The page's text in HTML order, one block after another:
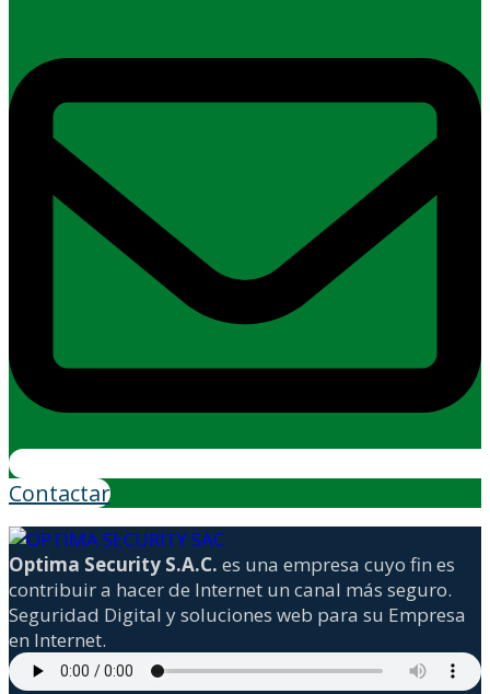
Contactar
Optima Security S.A.C. es una empresa cuyo fin es
contribuir a hacer de Internet un canal más seguro.
Seguridad Digital y soluciones web para su Empresa
en Internet.